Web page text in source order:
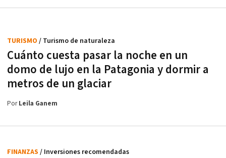
Cuánto cuesta pasar la noche en un
domo de lujo en la Patagonia y dormir a
metros de un glaciar
TURISMO / Turismo de naturaleza
PorLeila Ganem
FINANZAS / Inversiones recomendadas